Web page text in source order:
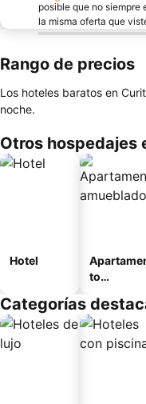
posible que no siempre
la misma oferta que
Rango de precios
Los hoteles baratos en
noche.
Otros hospedajes
Hotel
to
o
Categorías